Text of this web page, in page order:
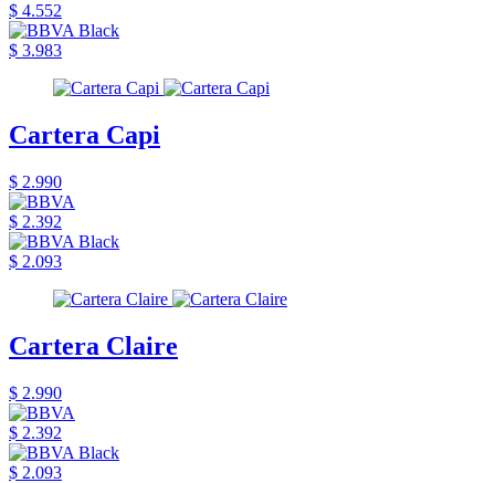
$ 4.552
$ 3.983
Cartera Capi
$ 2.990
$ 2.392
$ 2.093
Cartera Claire
$ 2.990
$ 2.392
$ 2.093